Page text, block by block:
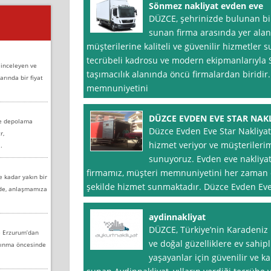
Sönmez nakliyat evden eve
DÜZCE, şehrinizde bulunan
sunan firma arasında yer
müşterilerine kaliteli ve güvenilir hizmetler
tecrübeli kadrosu ve modern ekipmanlarıyla
taşımacılık alanında öncü firmalardan
memnuniyetini
DÜZCE EVDEN EVE STAR
Düzce Evden Eve Star
hizmet veriyor ve
sunuyoruz. Evden eve
firmamız, müşteri memnuniyetini her
şekilde hizmet sunmaktadır. Düzce Evden
aydinnakliyat
DÜZCE, Türkiye’nin
ve doğal güzelliklere ev
yaşayanlar için güvenilir ve
ve
bir fiyat
depolama
kadar yakın bir
anlaşmamıza
öncesinde